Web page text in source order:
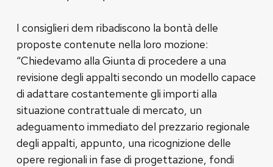
I consiglieri dem ribadiscono la bontà delle
proposte contenute nella loro mozione:
“Chiedevamo alla Giunta di procedere a una
revisione degli appalti secondo un modello capace
di adattare costantemente gli importi alla
situazione contrattuale di mercato, un
adeguamento immediato del prezzario regionale
degli appalti, appunto, una ricognizione delle
opere regionali in fase di progettazione, fondi